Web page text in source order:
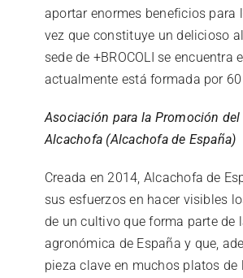
aportar enormes beneficios para
vez que constituye un delicioso
sede de +BROCOLI se encuentra
actualmente está formada por
Asociación para la Promoción
Alcachofa (Alcachofa de España)
Creada en 2014, Alcachofa de
sus esfuerzos en hacer visibles
de un cultivo que forma parte de
agronómica de España y que,
pieza clave en muchos platos de